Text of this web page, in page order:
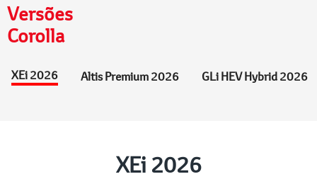
Versões
Corolla
XEi 2026 Altis Premium 2026 GLi HEV Hybrid 2026
XEi 2026